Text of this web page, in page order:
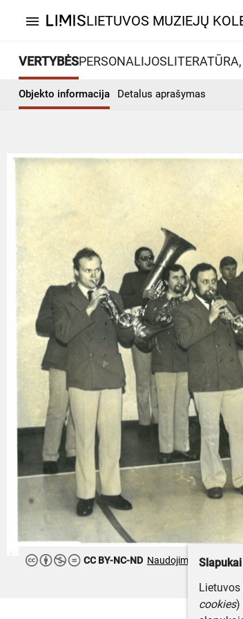
menu LIETUVOS MUZIEJŲ
VERTYBĖSPERSONALIJOS
Objekto informacija Detalus aprašymas
CC BY-NC-ND Naudojimo teisėsSlapukai
cookies)